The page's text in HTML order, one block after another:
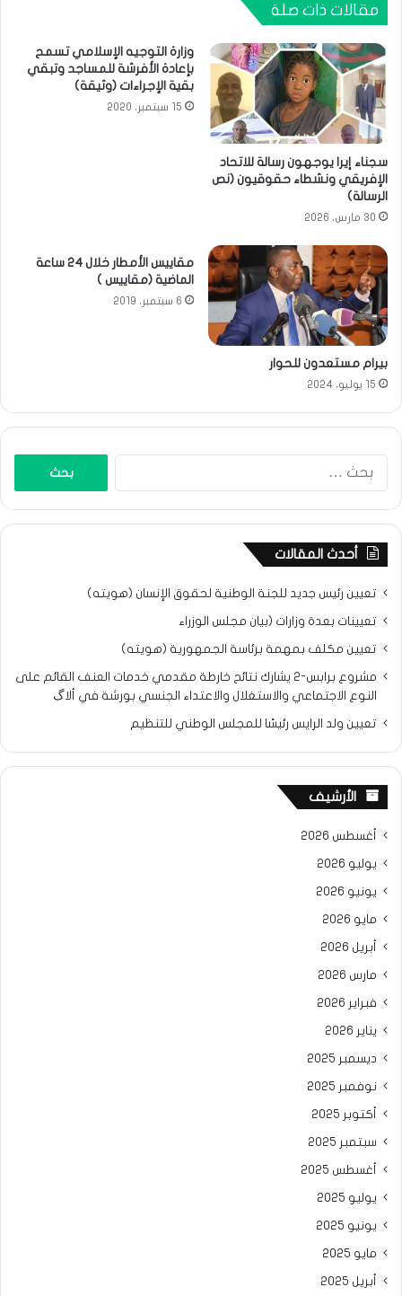
مقالات ذات صلة
سجناء إيرا يوجهون رسالة للاتحاد
الإفريقي ونشطاء حقوقيون (نص
الرسالة)
30 مارس، 2026
وزارة التوجيه الإسلامي تسمح
بإعادة الأفرشة للمساجد وتبقي
بقية الإجراءات (وثيقة)
15 سبتمبر، 2020
بيرام مستعدون للحوار
15 يوليو، 2024
مقاييس الأمطار خلال 24 ساعة
الماضية (مقاييس )
6 سبتمبر، 2019
أحدث المقالات
تعيين رئيس جديد للجنة الوطنية لحقوق الإنسان (هويته)
تعيينات بعدة وزارات (بيان مجلس الوزراء
تعيين مكلف بمهمة برئاسة الجمهورية (هويته)
مشروع برابس-2 يشارك نتائح خارطة مقدمي خدمات العنف القائم على
النوع الاجتماعي والاستغلال والاعتداء الجنسي بورشة في ألاگ
تعيين ولد الرايس رئيسًا للمجلس الوطني للتنظيم
الأرشيف
أغسطس 2026
يوليو 2026
يونيو 2026
مايو 2026
أبريل 2026
مارس 2026
فبراير 2026
يناير 2026
ديسمبر 2025
نوفمبر 2025
أكتوبر 2025
سبتمبر 2025
أغسطس 2025
يوليو 2025
يونيو 2025
مايو 2025
أبريل 2025